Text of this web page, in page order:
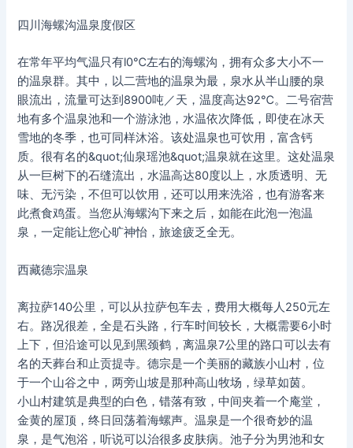
四川海螺沟温泉度假区
在常年平均气温只有l0℃左右的海螺沟，拥有众多大小不一
的温泉群。其中，以二营地的温泉为最，泉水从半山腰的泉
眼流出，流量可达到8900吨／天，温度高达92℃。二号宿营
地有多个温泉池和一个游泳池，水温依次降低，即使在冰天
雪地的冬季，也可同样沐浴。该处温泉也可饮用，富含钙
质。很有名的&quot;仙泉瑶池&quot;温泉就在这里。这处温泉
从一巨树下的石缝流出，水温高达80度以上，水质透明、无
味、无污染，不但可以饮用，还可以用来洗浴，也有游客来
此煮食鸡蛋。当您从海螺沟下来之后，如能在此泡一泡温
泉，一定能让您心旷神怡，旅途疲乏全无。
西藏德宗温泉
离拉萨140公里，可以从拉萨包车去，费用大概每人250元左
右。路况很差，全是石头路，行车时间较长，大概需要6小时
上下，但沿途可以见到黑颈鹤，离温泉7公里的路口可以去有
名的天葬台和止贡提寺。德宗是一个美丽的藏族小山村，位
于一个山谷之中，两旁山坡是那种高山牧场，绿草如茵。
小山村建筑是典型的白色，错落有致，中间夹着一个庵堂，
金黄的屋顶，终日回荡着海螺声。温泉是一个很奇妙的温
泉，是气泡浴，听说可以治很多皮肤病。池子分为男池和女